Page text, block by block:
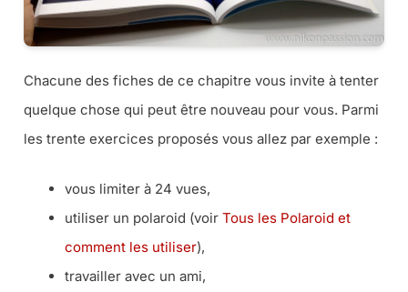
Chacune des fiches de ce chapitre vous invite à tenter
quelque chose qui peut être nouveau pour vous. Parmi
les trente exercices proposés vous allez par exemple :
vous limiter à 24 vues,
utiliser un polaroid (voir Tous les Polaroid et
comment les utiliser),
travailler avec un ami,